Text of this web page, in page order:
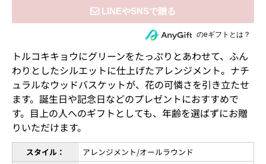
住所を知らない相手にeギフトで贈るのeギフトとは？
トルコキキョウにグリーンをたっぷりとあわせて、ふん
わりとしたシルエットに仕上げたアレンジメント。ナチ
ュラルなウッドバスケットが、花の可憐さを引き立たせ
ます。誕生日や記念日などのプレゼントにおすすめで
す。目上の人へのギフトとしても、年齢を選ばずにお贈
りいただけます。
スタイル：
アレンジメント/オールラウンド